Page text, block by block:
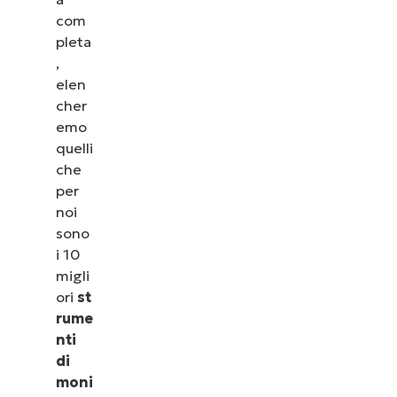
com
pleta
,
elen
cher
emo
quelli
che
per
noi
sono
i 10
migli
ori st
rume
nti
di
moni